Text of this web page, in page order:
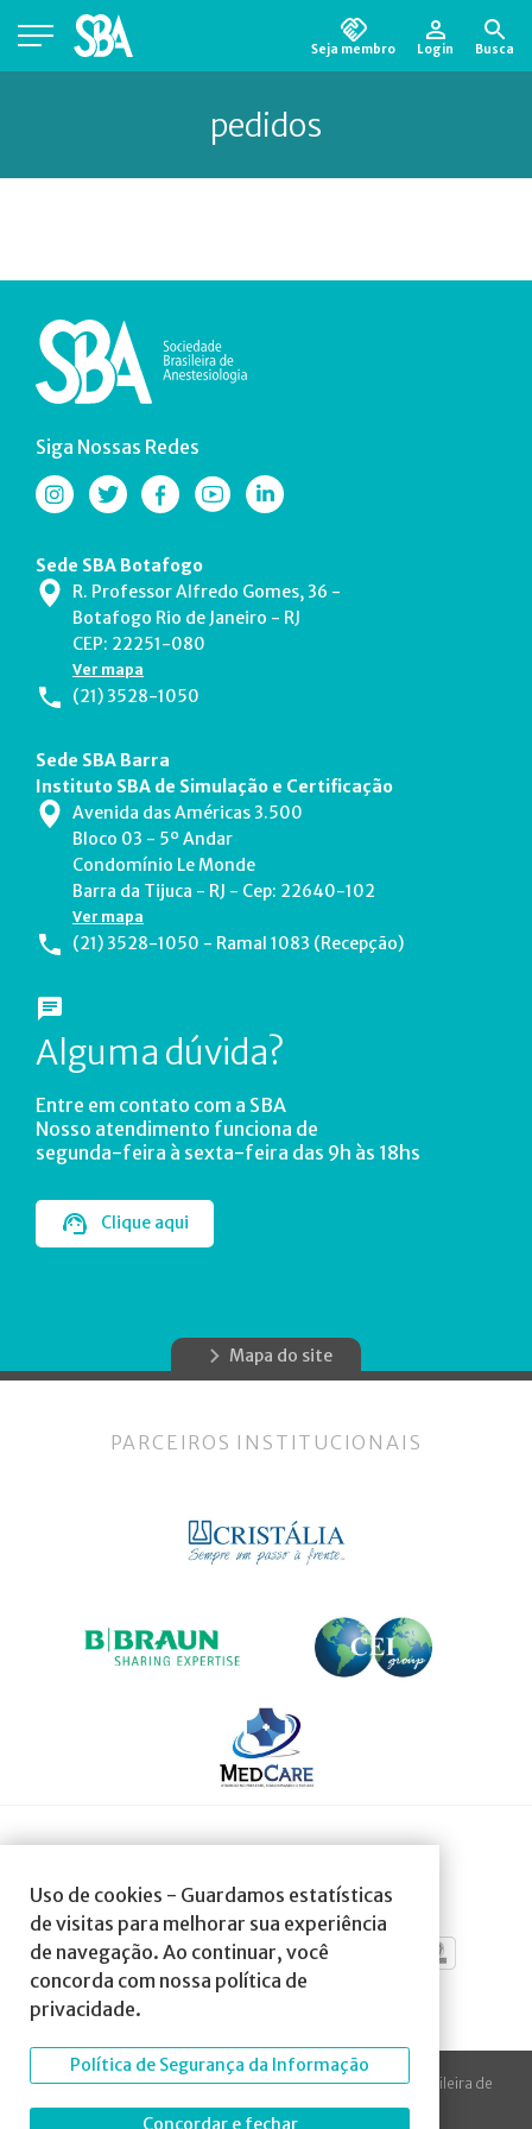
Uso de cookies - Guardamos estatísticas
de visitas para melhorar sua experiência
de navegação. Ao continuar, você
concorda com nossa política de
privacidade.
Política de Segurança da Informação
Concordar e fechar
Seja membro Login Busca
pedidos
Siga Nossas Redes
Sede SBA Botafogo
R. Professor Alfredo Gomes, 36 -
Botafogo Rio de Janeiro - RJ
CEP: 22251-080
Ver mapa
(21) 3528-1050
Sede SBA Barra
Instituto SBA de Simulação e Certificação
Avenida das Américas 3.500
Bloco 03 - 5º Andar
Condomínio Le Monde
Barra da Tijuca - RJ - Cep: 22640-102
Ver mapa
(21) 3528-1050 - Ramal 1083 (Recepção)
Alguma dúvida?
Entre em contato com a SBA
Nosso atendimento funciona de
segunda-feira à sexta-feira das 9h às 18hs
Clique aqui
Mapa do site
PARCEIROS INSTITUCIONAIS
© 2023 Todos os direitos reservados à SBA Sociedade Brasileira de
Anestesiologia.